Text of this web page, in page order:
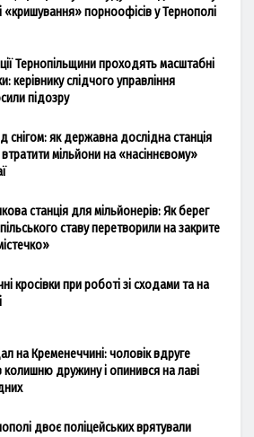
«кришування» порноофісів у Тернополі
Тернопільщини проходять масштабні
керівнику слідчого управління
підозру
снігом: як державна дослідна станція
мільйони на «насіннєвому»
станція для мільйонерів: Як берег
ставу перетворили на закрите
кросівки при роботі зі сходами та на
на Кременеччині: чоловік вдруге
дружину і опинився на лаві
двоє поліцейських врятували